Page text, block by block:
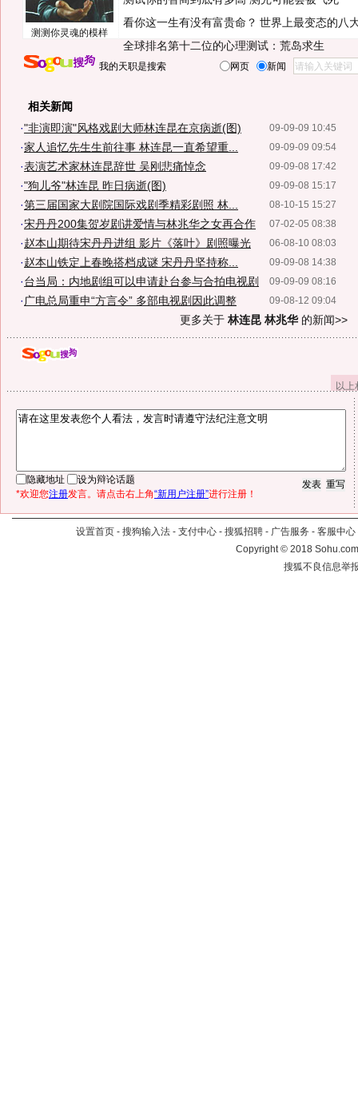
测测你灵魂的模样
看你这一生有没有富贵命？ 世界上最变态的八
全球排名第十二位的心理测试：荒岛求生
我的天职是搜索 网页 新闻
相关新闻
09-09-09 10:45
·"非演即演"风格戏剧大师林连昆在京病逝(图)
09-09-09 09:54
·家人追忆先生生前往事 林连昆一直希望重...
09-09-08 17:42
·表演艺术家林连昆辞世 吴刚悲痛悼念
09-09-08 15:17
·"狗儿爷"林连昆 昨日病逝(图)
08-10-15 15:27
·第三届国家大剧院国际戏剧季精彩剧照 林...
07-02-05 08:38
·宋丹丹200集贺岁剧讲爱情与林兆华之女再合作
06-08-10 08:03
·赵本山期待宋丹丹进组 影片《落叶》剧照曝光
09-09-08 14:38
·赵本山铁定上春晚搭档成谜 宋丹丹坚持称...
09-09-09 08:16
·台当局：内地剧组可以申请赴台参与合拍电视剧
09-08-12 09:04
· 广电总局重申“方言令” 多部电视剧因此调整
更多关于 林连昆 林兆华的新闻>>
以
隐藏地址
设为辩论话题
*欢迎您注册发言。请点击右上角“新用户注册”进行注册！
设置首页 - 搜狗输入法 - 支付中心 - 搜狐招聘 - 广告服务 - 客服中心
Copyright©2018
搜狐不良信息举